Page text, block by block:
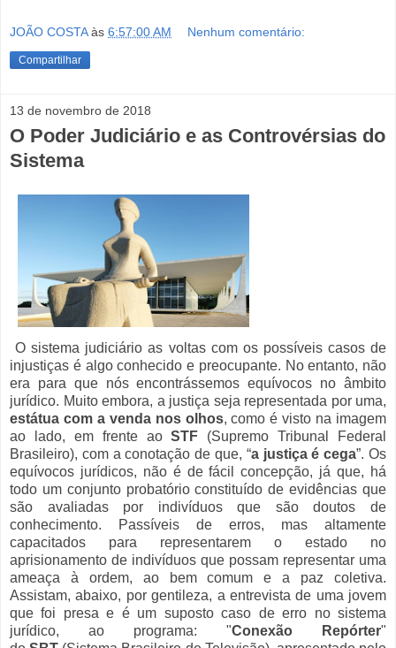
JOÃO COSTAàs 6:57:00 AM Nenhum comentário:
Compartilhar
13 de novembro de 2018
O Poder Judiciário e as Controvérsias do
Sistema
O sistema judiciário as voltas com os possíveis casos de
injustiças é algo conhecido e preocupante. No entanto, não
era para que nós encontrássemos equívocos no âmbito
jurídico. Muito embora, a justiça seja representada por uma,
estátua com a venda nos olhos, como é visto na imagem
ao lado, em frente aoSTF (Supremo Tribunal Federal
Brasileiro), com a conotação de que, “a justiça é cega”. Os
equívocos jurídicos, não é de fácil concepção, já que, há
todo um conjunto probatório constituído de evidências que
são avaliadas por indivíduos que são doutos de
conhecimento. Passíveis de erros, mas altamente
capacitados para representarem o estado no
aprisionamento de indivíduos que possam representar uma
ameaça à ordem, ao bem comum e a paz coletiva.
Assistam, abaixo, por gentileza, a entrevista de uma jovem
que foi presa e é um suposto caso de erro no sistema
jurídico, ao programa: "Conexão Repórter"